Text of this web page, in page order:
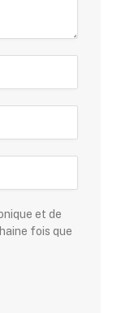
et de
fois que